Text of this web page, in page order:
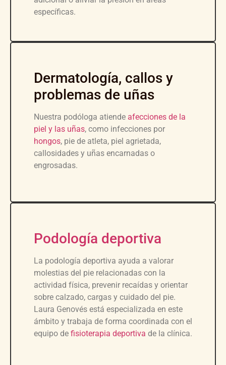
específicas.
Dermatología, callos y
problemas de uñas
Nuestra podóloga atiende afecciones de la
piel y las uñas, como infecciones por
hongos, pie de atleta, piel agrietada,
callosidades y uñas encarnadas o
engrosadas.
Podología deportiva
La podología deportiva ayuda a valorar
molestias del pie relacionadas con la
actividad física, prevenir recaídas y orientar
sobre calzado, cargas y cuidado del pie.
Laura Genovés está especializada en este
ámbito y trabaja de forma coordinada con el
equipo de fisioterapia deportiva de la clínica.